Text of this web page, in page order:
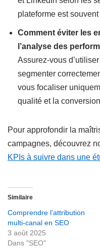
plateforme est
Comment éviter les
l’analyse des
Assurez-vous
segmenter
vous focaliser
qualité et la
Pour approfondir la
campagnes, découvrez
KPIs à suivre dans une
Similaire
Comprendre l’attribution
multi-canal en SEO
3 août 2025
Dans "SEO"